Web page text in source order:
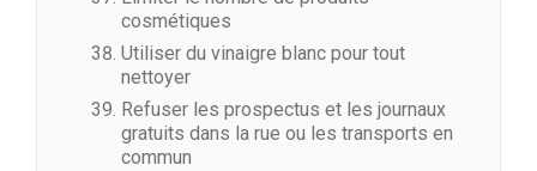
cosmétiques
Utiliser du vinaigre blanc pour tout
nettoyer
Refuser les prospectus et les journaux
gratuits dans la rue ou les transports en
commun